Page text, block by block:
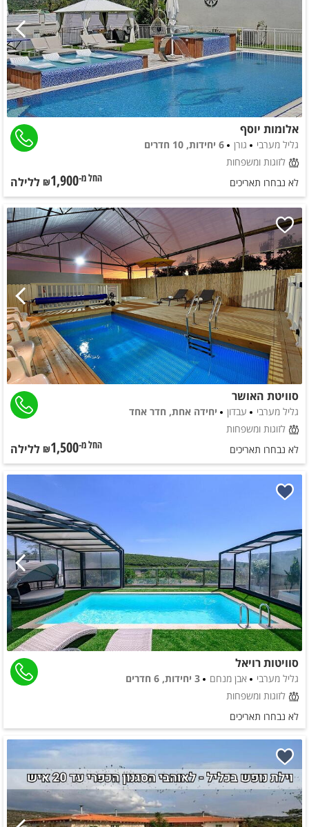
אלומות יוסף
גליל מערבי גורן
6 יחידות, 10 חדרים
לזוגות ומשפחות
לא נבחרו תאריכים
החל מ-₪1,900 ללילה
סוויטת האושר
גליל מערבי עבדון
יחידה אחת, חדר אחד
לזוגות ומשפחות
לא נבחרו תאריכים
החל מ-₪1,500 ללילה
סוויטות רויאל
גליל מערבי אבן מנחם
3 יחידות, 6 חדרים
לזוגות ומשפחות
לא נבחרו תאריכים